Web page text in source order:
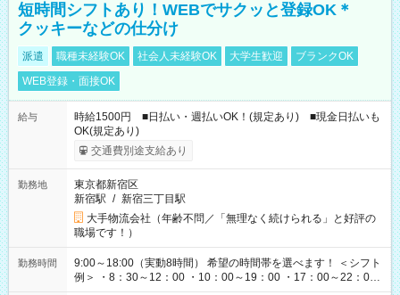
短時間シフトあり！WEBでサクッと登録OK＊
クッキーなどの仕分け
派遣 職種未経験OK 社会人未経験OK 大学生歓迎
ブランクOK
WEB登録・面接OK
給与
時給1500円 ■日払い・週払いOK！(規定あり) ■現金日払いも
OK(規定あり)
交通費別途支給あり
勤務地
東京都新宿区
新宿駅 / 新宿三丁目駅
大手物流会社（年齢不問／「無理なく続けられる」と好評の
職場です！）
勤務時間
9:00～18:00（実動8時間） 希望の時間帯を選べます！ ＜シフト
例＞ ・8：30～12：00 ・10：00～19：00 ・17：00～22：00
・13：00～22：00 ・22：00～翌6：00 など